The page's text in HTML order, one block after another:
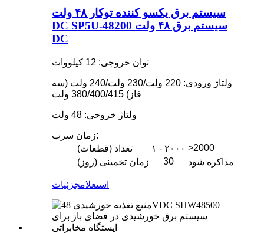
سیستم برق یکسو کننده توکار ۴۸ ولت
DC SP5U-48200 سیستم برق ۴۸ ولت
DC
توان خروجی: 12 کیلووات
ولتاژ ورودی: 220 ولت/230 ولت/240 ولت (سه
فاز) 380/400/415 ولت
ولتاژ خروجی: 48 ولت
زمان سرب:
تعداد (قطعات)
۱ - ۲۰۰۰ >2000
زمان تخمینی (روز)
30 مذاکره شود
استعلامجزئیات